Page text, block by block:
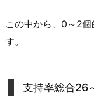
この中から、0～2
す。
支持率総合26